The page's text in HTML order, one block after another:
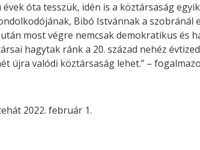
óta tesszük, idén is a köztársaság
Bibó Istvánnak a
most végre nemcsak demokratikus és
hagytak ránk a 20. század nehéz
újra valódi köztársaság lehet.” –
2022. február 1.